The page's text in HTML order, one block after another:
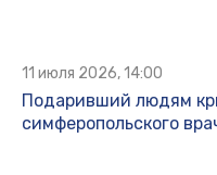
11 июля 2026, 14:00
Подаривший людям
симферопольского